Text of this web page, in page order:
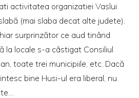
activitatea organizatiei Vaslui
(mai slaba decat alte judete).
surprinzător ce aud tinând
la locale s-a câstigat Consiliul
toate trei municipiile, etc. Dacă
bine Husi-ul era liberal, nu